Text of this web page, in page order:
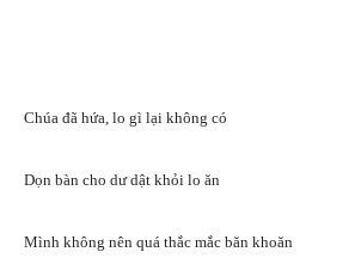
Chúa đã hứa, lo gì lại không có
Dọn bàn cho dư dật khỏi lo ăn
Mình không nên quá thắc mắc băn khoăn